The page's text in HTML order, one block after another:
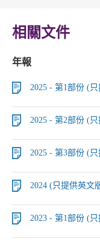
相關文件
年報
2025 - 第1部份 (
2025 - 第2部份 (
2025 - 第3部份 (
2024 (只提供英文
2023 - 第1部份 (